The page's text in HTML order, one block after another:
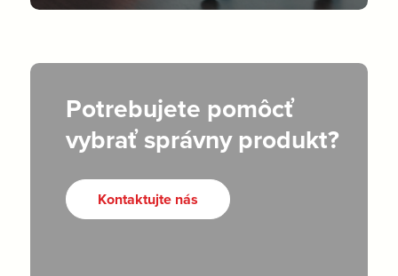
Potrebujete pomôcť
vybrať správny produkt?
Kontaktujte nás